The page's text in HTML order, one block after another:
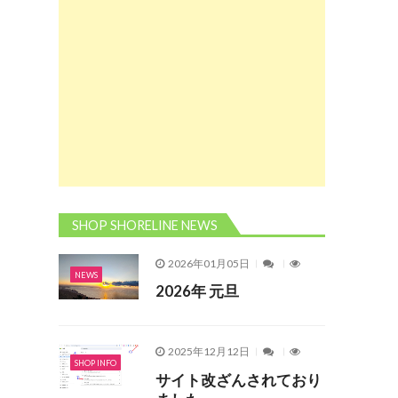
SHOP SHORELINE NEWS
NEWS
2026年01月05日
2026年 元旦
SHOP INFO
2025年12月12日
サイト改ざんされており